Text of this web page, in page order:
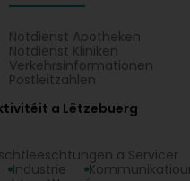
Notdienst Apotheken
Notdienst Kliniken
Verkehrsinformationen
Postleitzahlen
a Lëtzebuerg
a Servicer
Industrie